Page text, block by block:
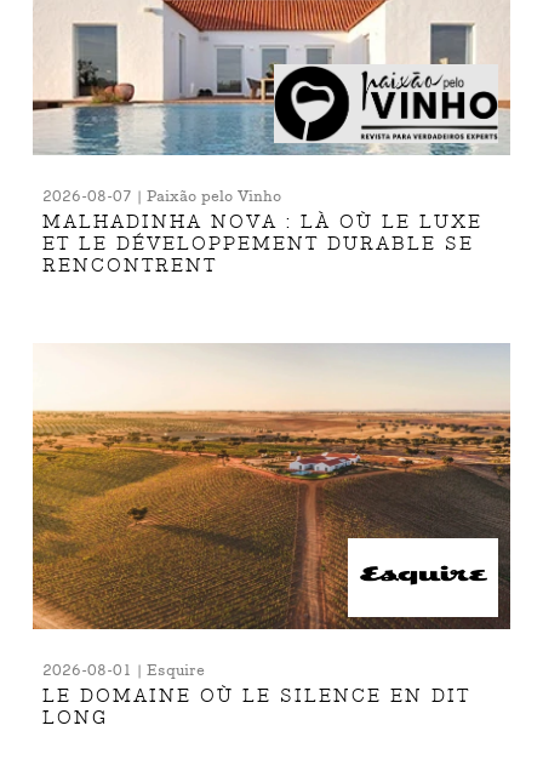
2026-08-07 | Paixão pelo Vinho
MALHADINHA NOVA : LÀ OÙ LE LUXE
ET LE DÉVELOPPEMENT DURABLE SE
RENCONTRENT
2026-08-01 | Esquire
LE DOMAINE OÙ LE SILENCE EN DIT
LONG